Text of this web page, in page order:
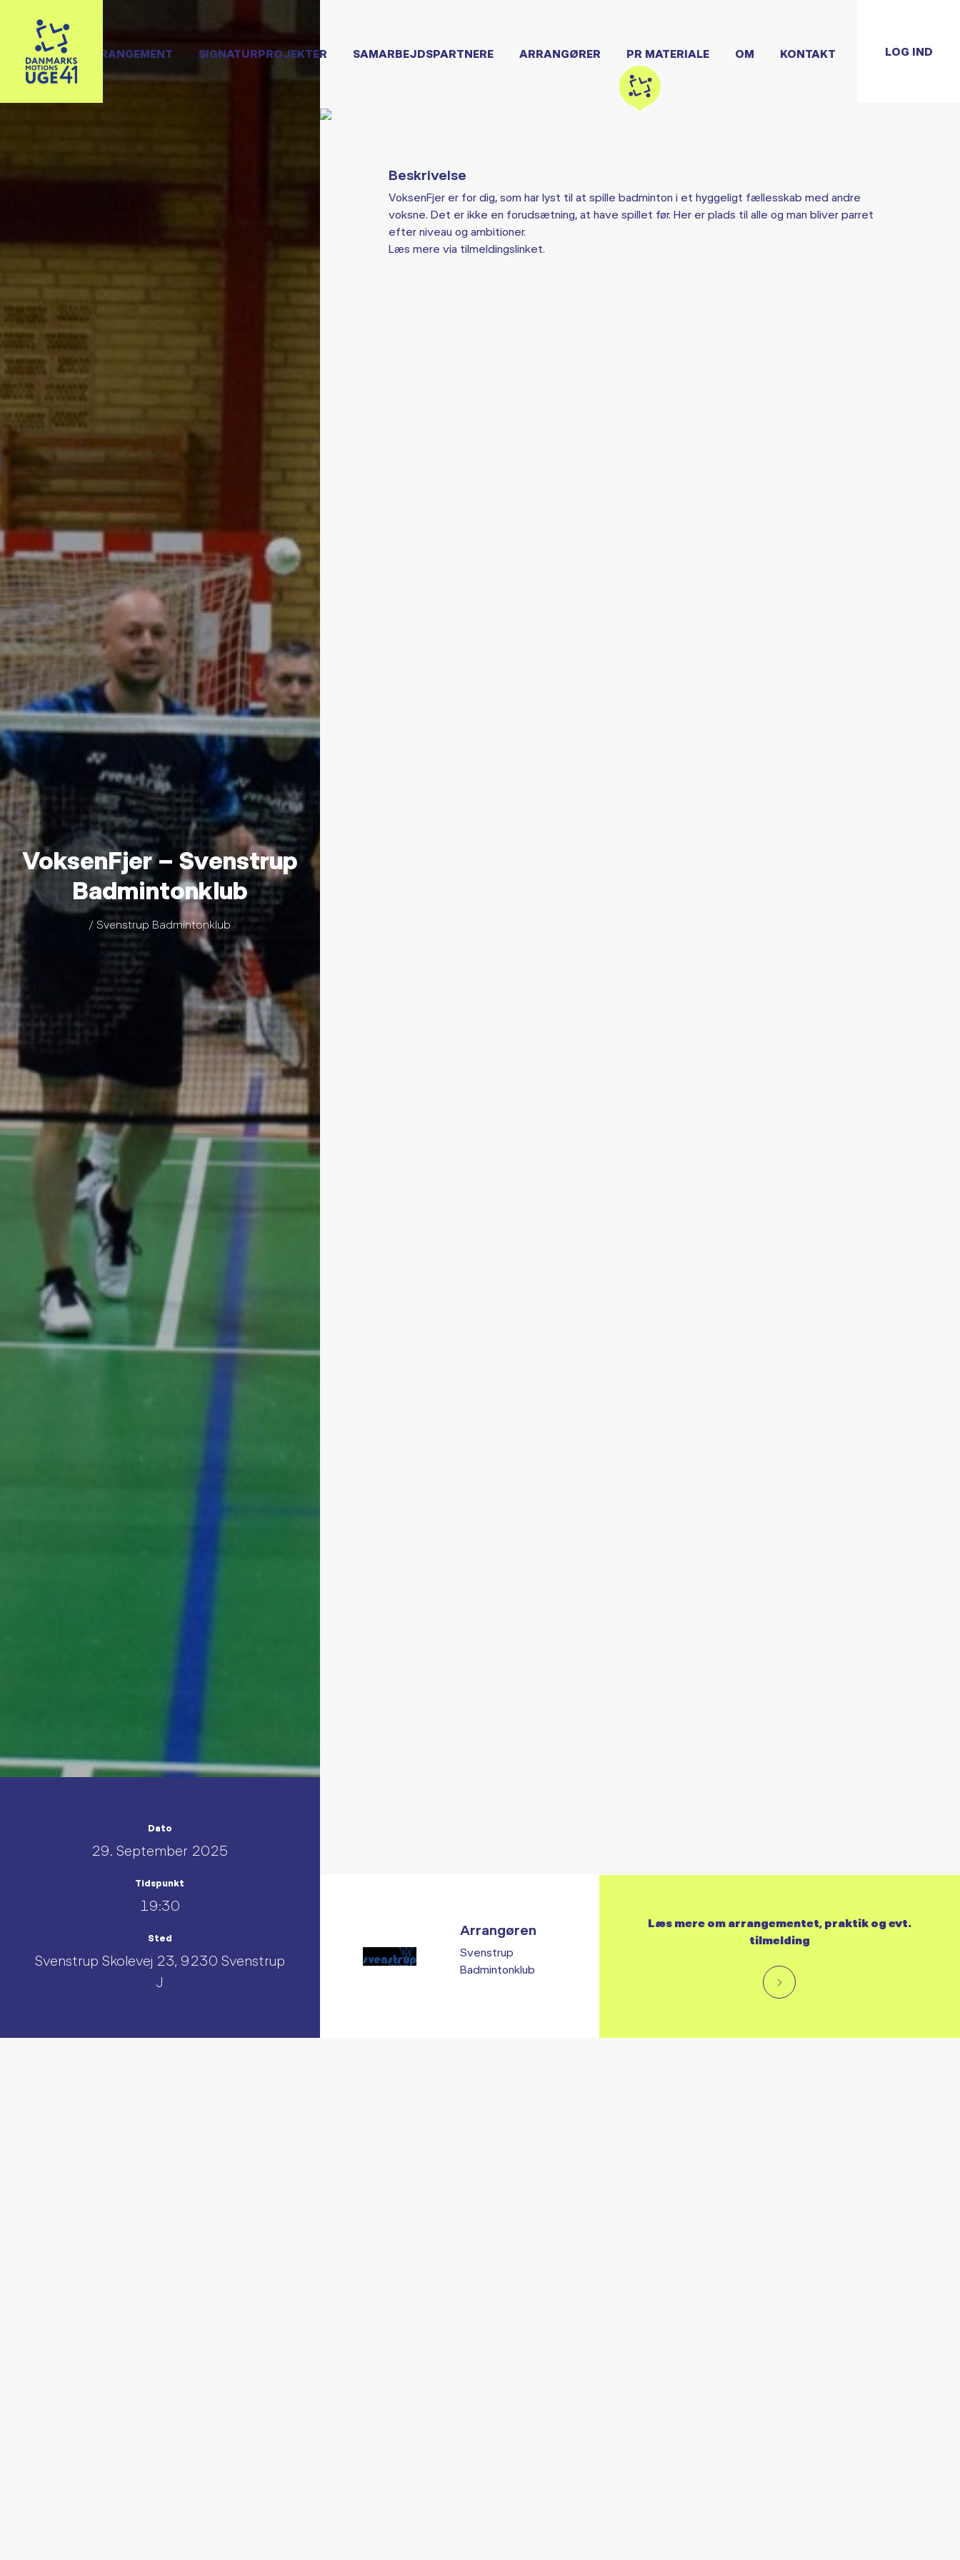
OPRET ARRANGEMENT SIGNATURPROJEKTER SAMARBEJDSPARTNERE ARRANGØRER PR MATERIALE OM KONTAKT LOG IND
VoksenFjer – Svenstrup
Badmintonklub
/ Svenstrup Badmintonklub
Dato
29. September 2025
Tidspunkt
19:30
Sted
Svenstrup Skolevej 23, 9230 Svenstrup
J
Beskrivelse
VoksenFjer er for dig, som har lyst til at spille badminton i et hyggeligt fællesskab med andre
voksne. Det er ikke en forudsætning, at have spillet før. Her er plads til alle og man bliver parret
efter niveau og ambitioner.
Læs mere via tilmeldingslinket.
Arrangøren
Svenstrup
Badmintonklub
Læs mere om arrangementet, praktik og evt.
tilmelding